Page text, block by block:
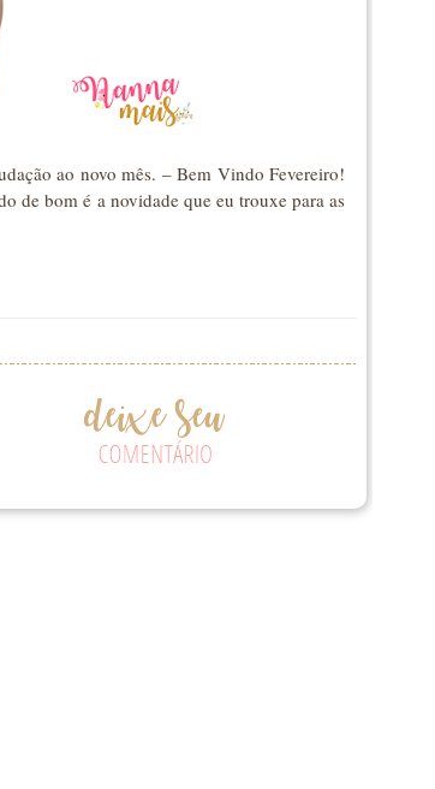
ao novo mês. – Bem Vindo Fevereiro!
de bom é a novidade que eu trouxe para as